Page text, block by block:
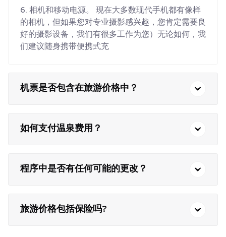
6. 相机和移动电源。 现在大多数现代手机都有像样
的相机，但如果您对专业摄影感兴趣，您肯定需要良
好的摄影设备，我们有很多工作为您）无论如何，我
们建议随身携带便携式充
机票是否包含在旅游价格中？
如何支付温泉费用？
程序中是否有任何可能的更改？
旅游价格包括保险吗?